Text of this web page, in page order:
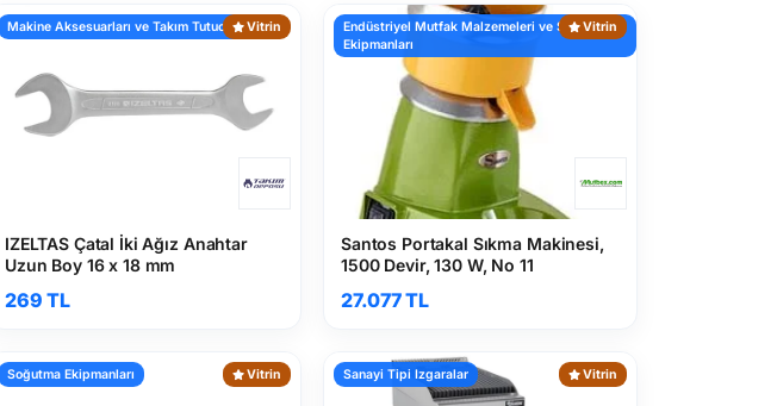
Makine Aksesuarları ve Takım TutucularVitrin
IZELTAS Çatal İki Ağız Anahtar
Uzun Boy 16 x 18 mm
269 TL
Endüstriyel Mutfak Malzemeleri ve Servis
Ekipmanları
Vitrin
Santos Portakal Sıkma Makinesi,
1500 Devir, 130 W, No 11
27.077 TL
Soğutma Ekipmanları Vitrin Sanayi Tipi Izgaralar Vitrin